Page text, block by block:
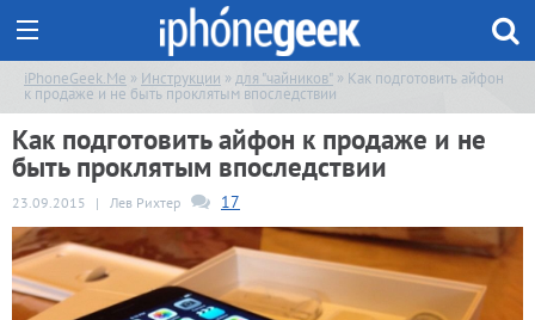
iPhoneGeek.Me » Инструкции »для "чайников" » Как подготовить айфон
к продаже и не быть проклятым впоследствии
Как подготовить айфон к продаже и не
быть проклятым впоследствии
23.09.2015 | Лев Рихтер 17